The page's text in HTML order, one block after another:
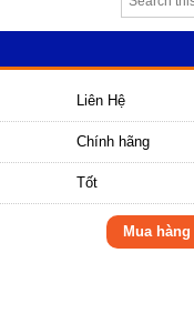
Liên Hệ
Chính hãng
Tốt
Mua hàng